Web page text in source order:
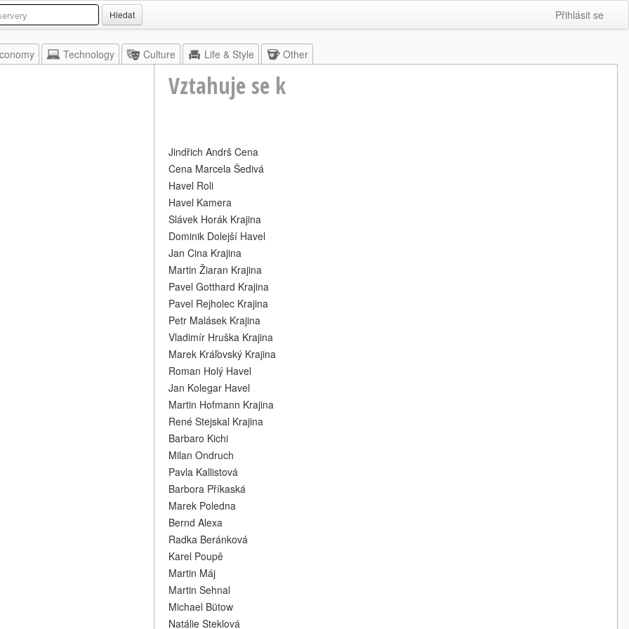
Hledat Přihlásit se
Technology Culture Life & Style Other
Vztahuje se k
Jindřich Andrš Cena
Cena Marcela Šedivá
Havel Roli
Havel Kamera
Slávek Horák Krajina
Dominik Dolejší Havel
Jan Cina Krajina
Martin Žiaran Krajina
Pavel Gotthard Krajina
Pavel Rejholec Krajina
Petr Malásek Krajina
Vladimír Hruška Krajina
Marek Kráľovský Krajina
Roman Holý Havel
Jan Kolegar Havel
Martin Hofmann Krajina
René Stejskal Krajina
Barbaro Kichi
Milan Ondruch
Pavla Kallistová
Barbora Příkaská
Marek Poledna
Bernd Alexa
Radka Beránková
Karel Poupě
Martin Máj
Martin Sehnal
Michael Bütow
Natálie Steklová